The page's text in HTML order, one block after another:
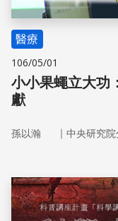
醫療
106/05/01
小小果蠅立大功
獻
孫以瀚 ｜ 中央研究